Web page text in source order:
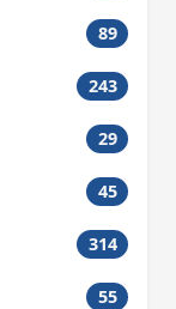
89
243
29
45
314
55